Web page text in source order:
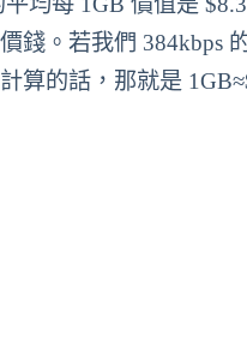
錢。若我們 384kbps
算的話，那就是